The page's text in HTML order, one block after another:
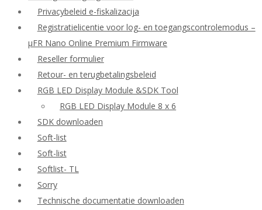
Privacybeleid e-fiskalizacija
Registratielicentie voor log- en toegangscontrolemodus –
μFR Nano Online Premium Firmware
Reseller formulier
Retour- en terugbetalingsbeleid
RGB LED Display Module &SDK Tool
RGB LED Display Module 8 x 6
SDK downloaden
Soft-list
Soft-list
Softlist- TL
Sorry
Technische documentatie downloaden